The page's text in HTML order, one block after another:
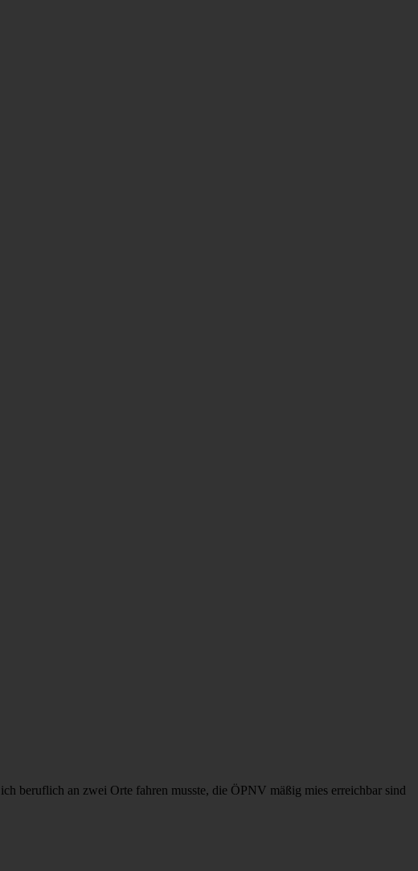
beruflich an zwei Orte fahren musste, die ÖPNV mäßig mies erreichbar sind